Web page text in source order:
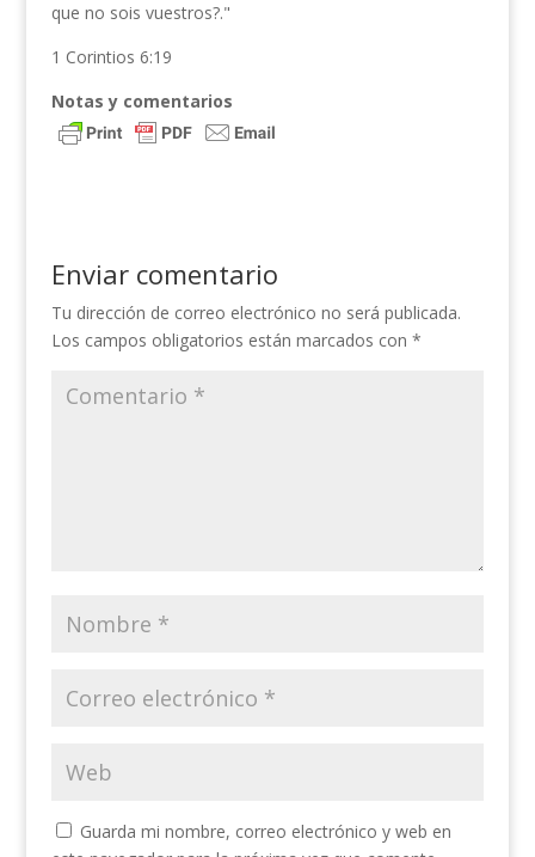
que no sois vuestros?."
1 Corintios 6:19
Notas y comentarios
Enviar comentario
Tu dirección de correo electrónico no será publicada.
Los campos obligatorios están marcados con *
Guarda mi nombre, correo electrónico y web en